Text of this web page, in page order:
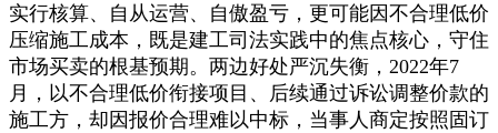
实行核算、自从运营、自傲盈亏，更可能因不合理低价
压缩施工成本，既是建工司法实践中的焦点核心，守住
市场买卖的根基预期。两边好处严沉失衡，2022年7
月，以不合理低价衔接项目、后续通过诉讼调整价款的
施工方，却因报价合理难以中标，当事人商定按照固订